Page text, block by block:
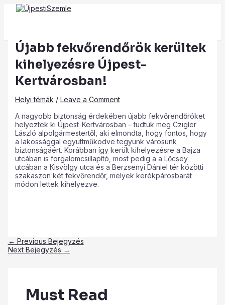
Skip
Main
Menu
Újabb fekvőrendőrök kerültek
kihelyezésre Újpest-
Kertvárosban!
Helyi témák / Leave a Comment
A nagyobb biztonság érdekében újabb fekvőrendőröket
helyeztek ki Újpest-Kertvárosban – tudtuk meg Czigler
László alpolgármestertől, aki elmondta, hogy fontos, hogy
a lakossággal együttműködve tegyünk városunk
biztonságáért. Korábban így került kihelyezésre a Bajza
utcában is forgalomcsillapító, most pedig a a Lőcsey
utcában a Kisvölgy utca és a Berzsenyi Dániel tér közötti
szakaszon két fekvőrendőr, melyek kerékpárosbarát
módon lettek kihelyezve.
Post
navigation
← Previous Bejegyzés
Next Bejegyzés →
Must Read
Type
here..
Name*
Email*
Website